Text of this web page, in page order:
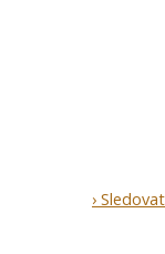
› Sledovat